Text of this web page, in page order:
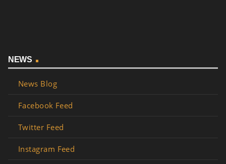
NEWS
News Blog
Facebook Feed
Twitter Feed
Instagram Feed